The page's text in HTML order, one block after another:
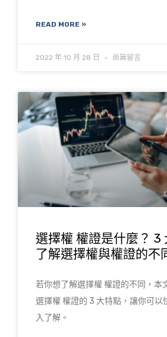
READ MORE »
2022 年 10 月 28 日 尚無留言
選擇權 權證是什麼？ 3
了解選擇權與權證的不
若你想了解選擇權 權證的不同，本
選擇權 權證的 3 大特點，讓你可以
入了解。